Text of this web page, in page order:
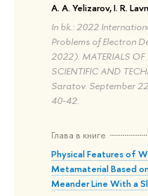
A. A. Yelizarov, I. R.
In bk.: 2022
Problems of Electron
2022). MATERIALS OF
SCIENTIFIC AND
Saratov. September
40-42.
Глава в книге
Physical Features of
Metamaterial Based
Meander Line With a